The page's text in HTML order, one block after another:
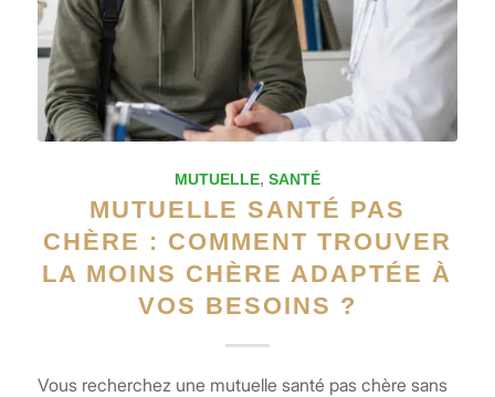
MUTUELLE, SANTÉ
MUTUELLE SANTÉ PAS
CHÈRE : COMMENT TROUVER
LA MOINS CHÈRE ADAPTÉE À
VOS BESOINS ?
Vous recherchez une mutuelle santé pas chère sans